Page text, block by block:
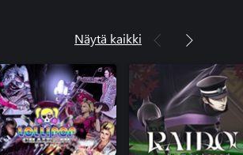
Näytä kaikki